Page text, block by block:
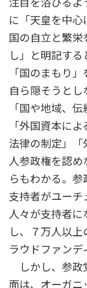
に「天皇を中
国の自立と繁
し」と明記す
「国のまもり
自ら隠そうと
「国や地域、
「外国資本に
法律の制定」「
人参政権を認
らもわかる。
支持者がユーチ
人々が支持者
し、７万人以
ラウドファンデ
しかし、参政
面は、オーガニ